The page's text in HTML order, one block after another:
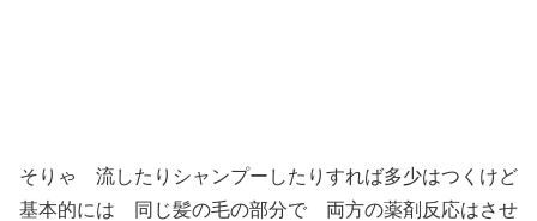
そりゃ 流したりシャンプーしたりすれば多少はつくけど
基本的には 同じ髪の毛の部分で 両方の薬剤反応はさせ